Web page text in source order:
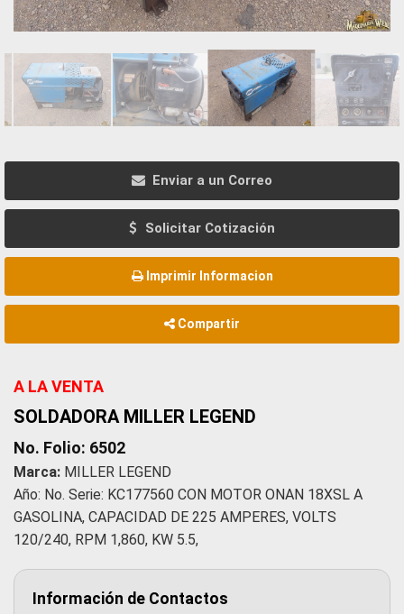
Enviar a un Correo
Solicitar Cotización
Imprimir Informacion
Compartir
A LA VENTA
SOLDADORA MILLER LEGEND
No. Folio: 6502
Marca: MILLER LEGEND
Año: No. Serie: KC177560 CON MOTOR ONAN 18XSL A
GASOLINA, CAPACIDAD DE 225 AMPERES, VOLTS
120/240, RPM 1,860, KW 5.5,
Información de Contactos